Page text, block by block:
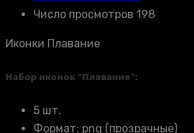
Число просмотров 198
Иконки Плавание
Набор иконок “Плавание”:
5 шт.
Формат: png (прозрачные)